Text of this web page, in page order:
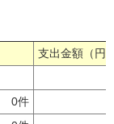
支出金額（円
0件